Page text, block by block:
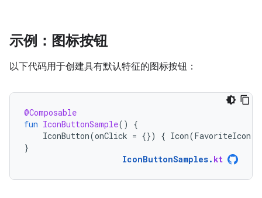
示例：图标按钮
以下代码用于创建具有默认特征的图标按钮：
@Composable
fun IconButtonSample()
{
IconButton(onClick = {}) { Icon(FavoriteIcon
}
IconButtonSamples. kt